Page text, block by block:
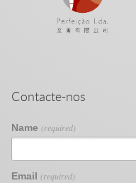
Contacte-nos
Name (required)
Email (required)